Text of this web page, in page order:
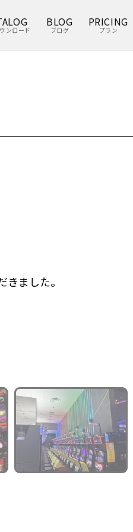
ンロード
BLOG
ブログ
PRICING
プラン
ました。